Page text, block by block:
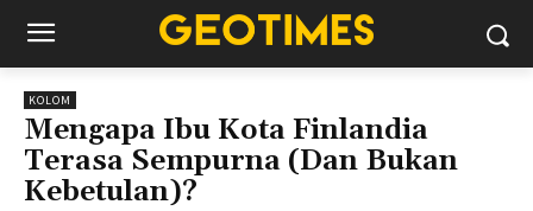
KOLOM
Mengapa Ibu Kota Finlandia
Terasa Sempurna (Dan Bukan
Kebetulan)?